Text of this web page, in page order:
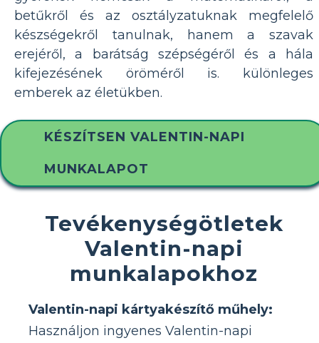
betűkről és az osztályzatuknak megfelelő
készségekről tanulnak, hanem a szavak
erejéről, a barátság szépségéről és a hála
kifejezésének öröméről is. különleges
emberek az életükben.
KÉSZÍTSEN VALENTIN-NAPI
MUNKALAPOT
Tevékenységötletek
Valentin-napi
munkalapokhoz
Valentin-napi kártyakészítő műhely:
Használjon ingyenes Valentin-napi